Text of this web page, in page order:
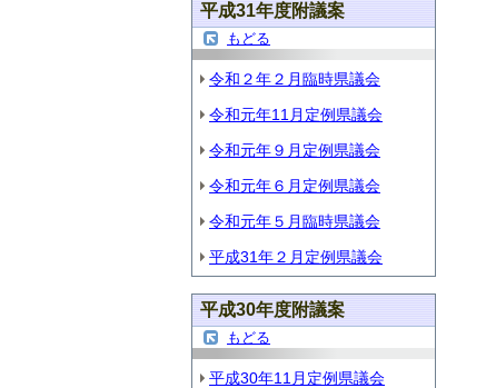
平成31年度附議案
もどる
令和２年２月臨時県議会
令和元年11月定例県議会
令和元年９月定例県議会
令和元年６月定例県議会
令和元年５月臨時県議会
平成31年２月定例県議会
平成30年度附議案
もどる
平成30年11月定例県議会